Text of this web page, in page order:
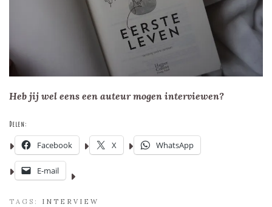
Heb jij wel eens een auteur mogen interviewen?
Delen:
Facebook X WhatsApp
E-mail
TAGS: INTERVIEW